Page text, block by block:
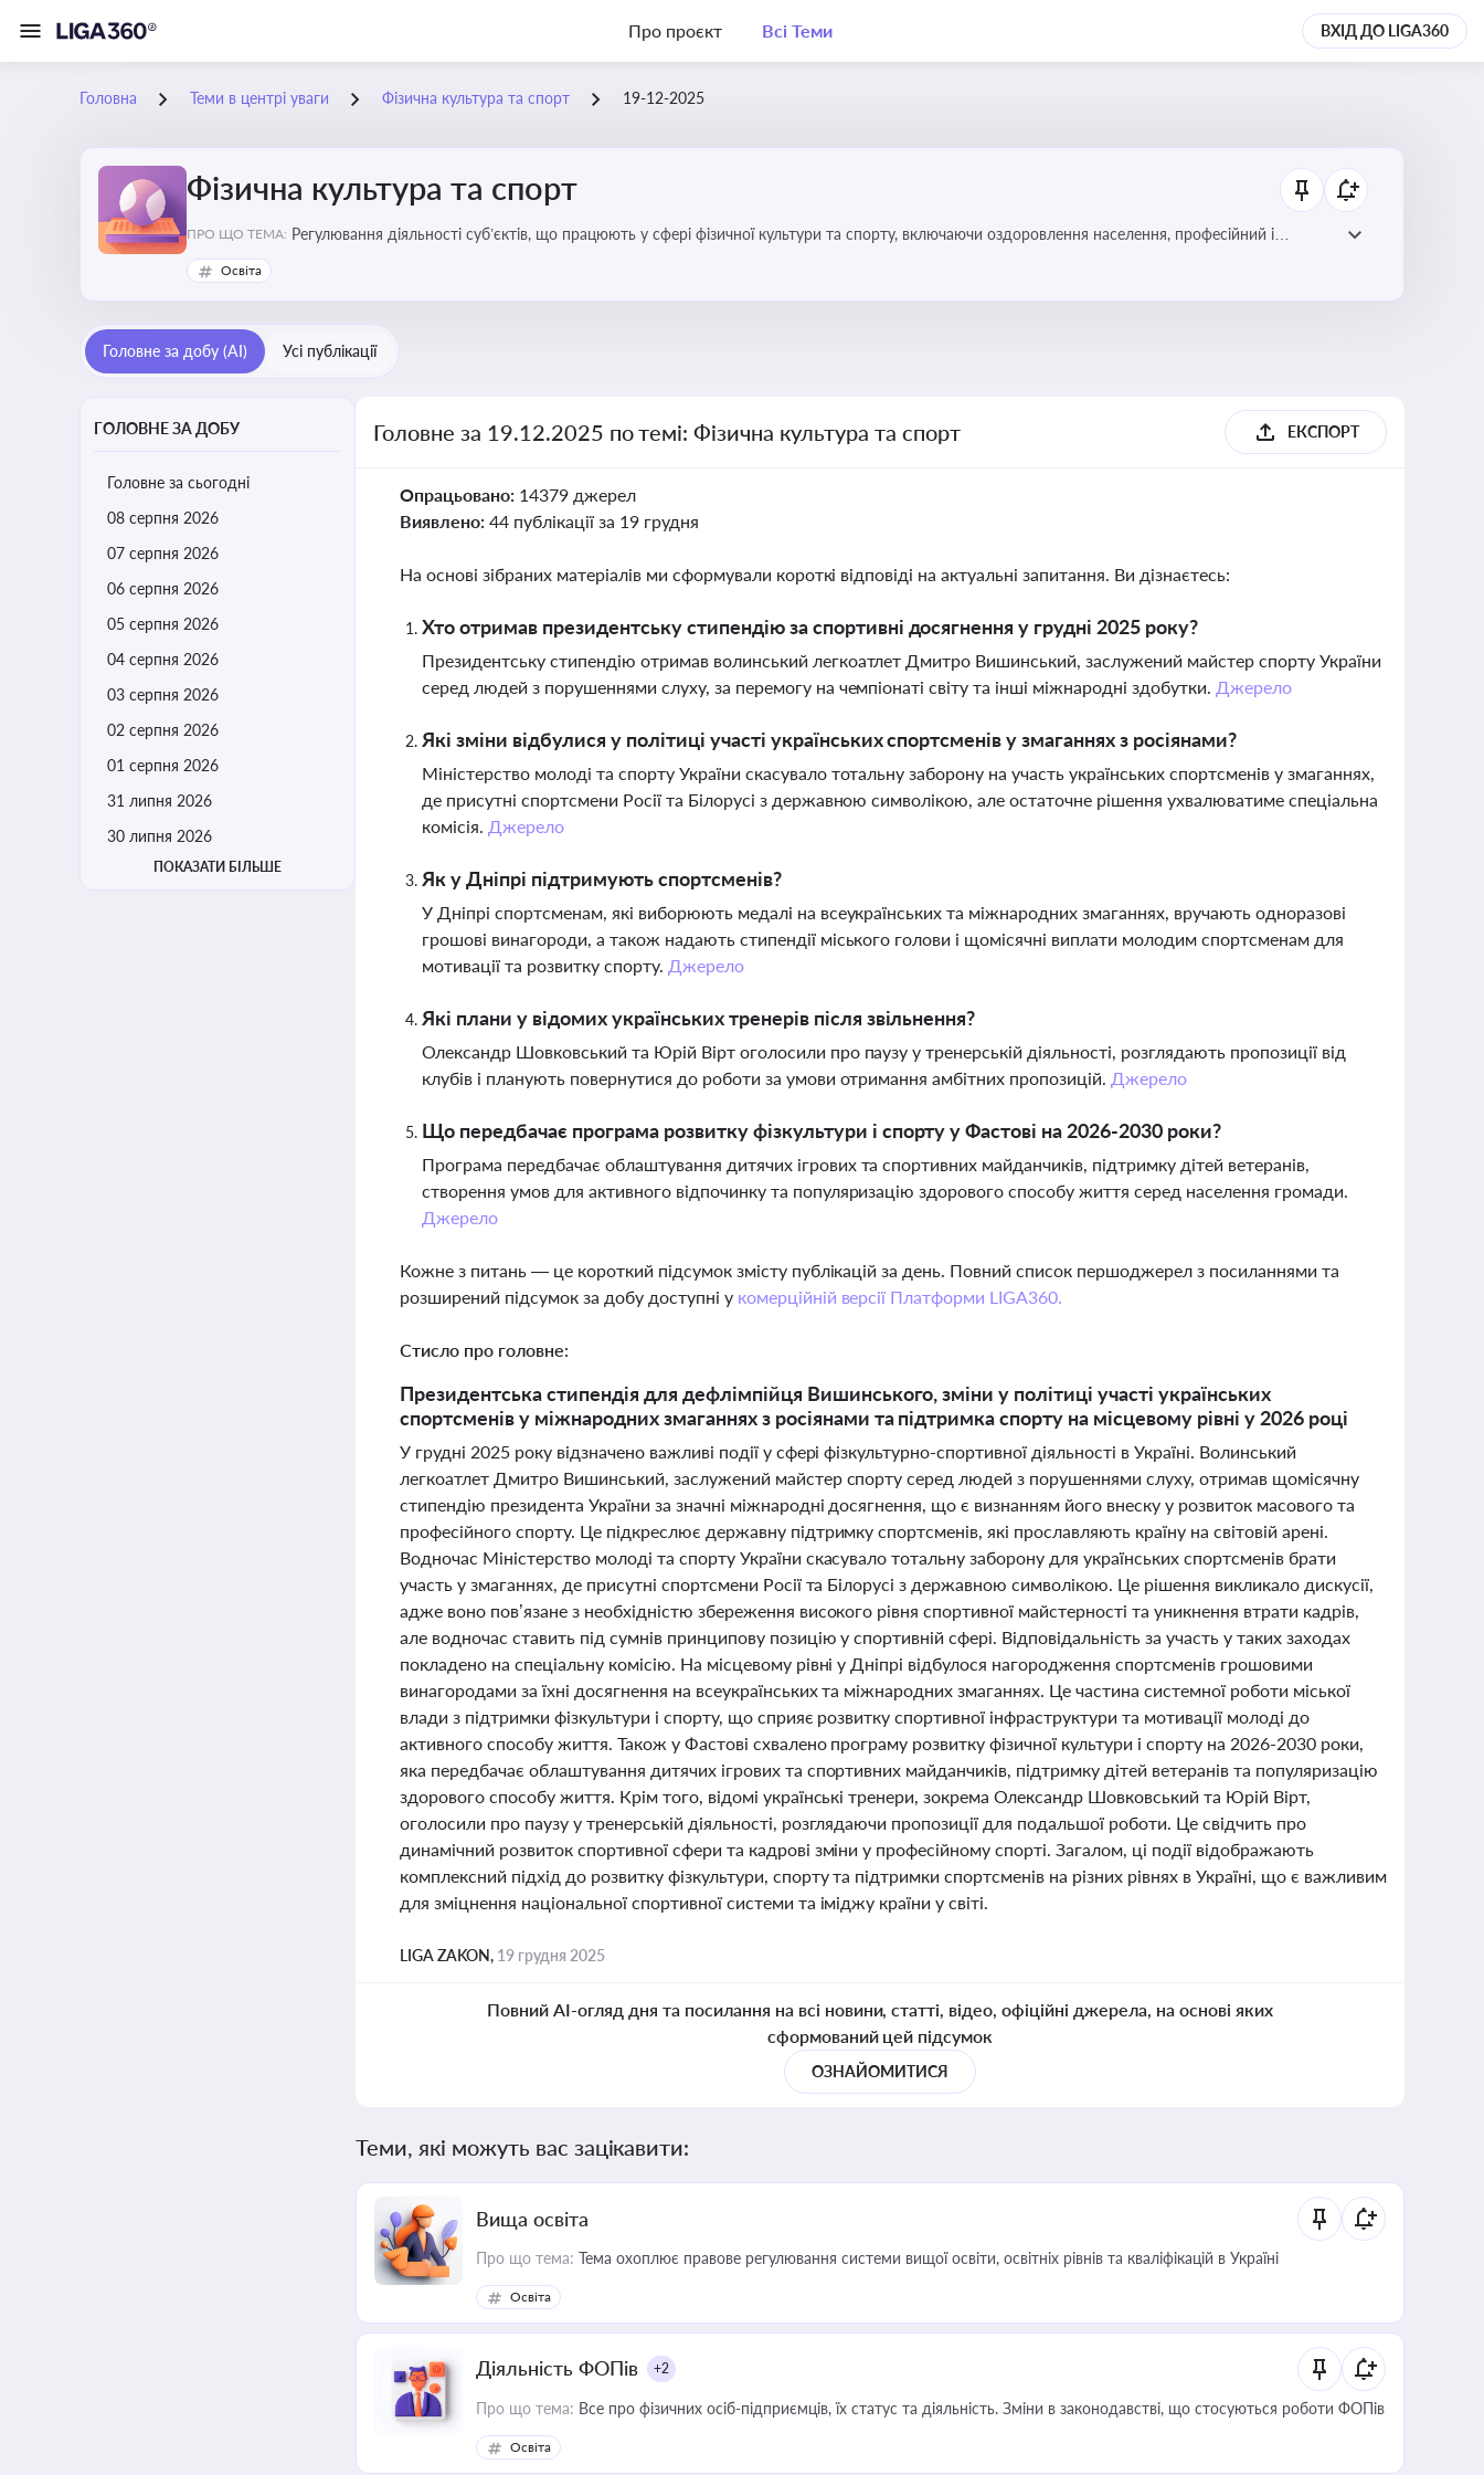
Про проєкт Всі Теми ВХІД ДО LIGA360
Головна Теми в центрі уваги Фізична культура та спорт 19-12-2025
Фізична культура та спорт
ПРО ЩО ТЕМА: Регулювання діяльності суб’єктів, що працюють у сфері фізичної культури та спорту, включаючи оздоровлення населення, професійний і
Освіта
Головне за добу (AI) Усі публікації
ГОЛОВНЕ ЗА ДОБУ
Головне за сьогодні
08 серпня 2026
07 серпня 2026
06 серпня 2026
05 серпня 2026
04 серпня 2026
03 серпня 2026
02 серпня 2026
01 серпня 2026
31 липня 2026
30 липня 2026
ПОКАЗАТИ БІЛЬШЕ
Головне за 19.12.2025 по темі: Фізична культура та спорт ЕКСПОРТ
Опрацьовано: 14379 джерел
Виявлено: 44 публікації за 19 грудня
На основі зібраних матеріалів ми сформували короткі відповіді на актуальні запитання. Ви дізнаєтесь:
Хто отримав президентську стипендію за спортивні досягнення у грудні 2025 року?
Президентську стипендію отримав волинський легкоатлет Дмитро Вишинський, заслужений майстер спорту України
серед людей з порушеннями слуху, за перемогу на чемпіонаті світу та інші міжнародні здобутки. Джерело
Які зміни відбулися у політиці участі українських спортсменів у змаганнях з росіянами?
Міністерство молоді та спорту України скасувало тотальну заборону на участь українських спортсменів у змаганнях,
де присутні спортсмени Росії та Білорусі з державною символікою, але остаточне рішення ухвалюватиме спеціальна
комісія. Джерело
Як у Дніпрі підтримують спортсменів?
У Дніпрі спортсменам, які виборюють медалі на всеукраїнських та міжнародних змаганнях, вручають одноразові
грошові винагороди, а також надають стипендії міського голови і щомісячні виплати молодим спортсменам для
мотивації та розвитку спорту. Джерело
Які плани у відомих українських тренерів після звільнення?
Олександр Шовковський та Юрій Вірт оголосили про паузу у тренерській діяльності, розглядають пропозиції від
клубів і планують повернутися до роботи за умови отримання амбітних пропозицій. Джерело
Що передбачає програма розвитку фізкультури і спорту у Фастові на 2026-2030 роки?
Програма передбачає облаштування дитячих ігрових та спортивних майданчиків, підтримку дітей ветеранів,
створення умов для активного відпочинку та популяризацію здорового способу життя серед населення громади.
Джерело
Кожне з питань — це короткий підсумок змісту публікацій за день. Повний список першоджерел з посиланнями та
розширений підсумок за добу доступні у комерційній версії Платформи LIGA360.
Стисло про головне:
Президентська стипендія для дефлімпійця Вишинського, зміни у політиці участі українських
спортсменів у міжнародних змаганнях з росіянами та підтримка спорту на місцевому рівні у 2026 році
У грудні 2025 року відзначено важливі події у сфері фізкультурно-спортивної діяльності в Україні. Волинський
легкоатлет Дмитро Вишинський, заслужений майстер спорту серед людей з порушеннями слуху, отримав щомісячну
стипендію президента України за значні міжнародні досягнення, що є визнанням його внеску у розвиток масового та
професійного спорту. Це підкреслює державну підтримку спортсменів, які прославляють країну на світовій арені.
Водночас Міністерство молоді та спорту України скасувало тотальну заборону для українських спортсменів брати
участь у змаганнях, де присутні спортсмени Росії та Білорусі з державною символікою. Це рішення викликало дискусії,
адже воно пов’язане з необхідністю збереження високого рівня спортивної майстерності та уникнення втрати кадрів,
але водночас ставить під сумнів принципову позицію у спортивній сфері. Відповідальність за участь у таких заходах
покладено на спеціальну комісію. На місцевому рівні у Дніпрі відбулося нагородження спортсменів грошовими
винагородами за їхні досягнення на всеукраїнських та міжнародних змаганнях. Це частина системної роботи міської
влади з підтримки фізкультури і спорту, що сприяє розвитку спортивної інфраструктури та мотивації молоді до
активного способу життя. Також у Фастові схвалено програму розвитку фізичної культури і спорту на 2026-2030 роки,
яка передбачає облаштування дитячих ігрових та спортивних майданчиків, підтримку дітей ветеранів та популяризацію
здорового способу життя. Крім того, відомі українські тренери, зокрема Олександр Шовковський та Юрій Вірт,
оголосили про паузу у тренерській діяльності, розглядаючи пропозиції для подальшої роботи. Це свідчить про
динамічний розвиток спортивної сфери та кадрові зміни у професійному спорті. Загалом, ці події відображають
комплексний підхід до розвитку фізкультури, спорту та підтримки спортсменів на різних рівнях в Україні, що є важливим
для зміцнення національної спортивної системи та іміджу країни у світі.
LIGA ZAKON, 19 грудня 2025
Повний AI-огляд дня та посилання на всі новини, статті, відео, офіційні джерела, на основі яких
сформований цей підсумок
ОЗНАЙОМИТИСЯ
Теми, які можуть вас зацікавити:
Вища освіта
Про що тема: Тема охоплює правове регулювання системи вищої освіти, освітніх рівнів та кваліфікацій в Україні
Освіта
Діяльність ФОПів +2
Про що тема: Все про фізичних осіб-підприємців, їх статус та діяльність. Зміни в законодавстві, що стосуються роботи ФОПів
Освіта